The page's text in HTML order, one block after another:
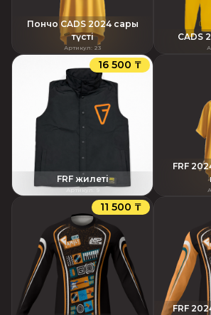
Пончо CADS 2024 сары
түсті
Артикул: 23
CADS
16 500 ₸
FRF жилеті
Артикул 9
FRF
11 500 ₸
FRF